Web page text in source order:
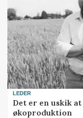
LEDER
Det er en uskik
økoproduktion